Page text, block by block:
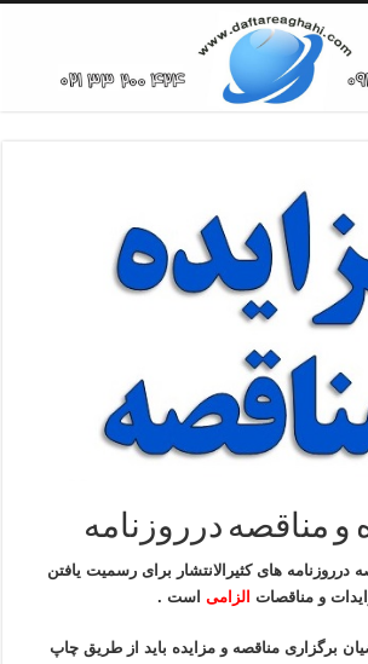
و مناقصه درروزنامه
درروزنامه های کثیرالانتشار برای رسمیت یافتن
و مناقصات الزامی است .
برگزاری مناقصه و مزایده باید از طریق چاپ